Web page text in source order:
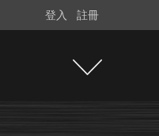
登入 註冊